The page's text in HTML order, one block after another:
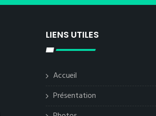
LIENS UTILES
Accueil
Présentation